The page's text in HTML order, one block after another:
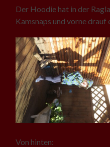
Der Hoodie hat in der
Kamsnaps und vorne drauf
Von hinten: